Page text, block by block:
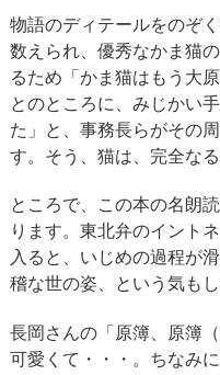
物語のディテールをのぞ
数えられ、優秀なかま猫
るため「かま猫はもう大
とのところに、みじかい
た」と、事務長らがその
す。そう、猫は、完全なる
ところで、この本の名朗
ります。東北弁のイント
入ると、いじめの過程が
稽な世の姿、という気も
長岡さんの「原簿、原簿
可愛くて・・・。ちなみ